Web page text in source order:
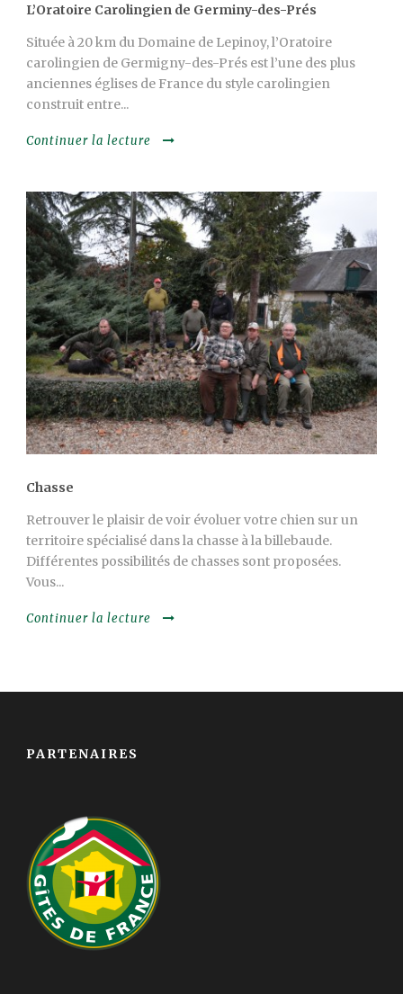
L’Oratoire Carolingien de Germiny-des-Prés
Située à 20 km du Domaine de Lepinoy, l’Oratoire
carolingien de Germigny-des-Prés est l’une des plus
anciennes églises de France du style carolingien
construit entre...
Continuer la lecture
Chasse
Retrouver le plaisir de voir évoluer votre chien sur un
territoire spécialisé dans la chasse à la billebaude.
Différentes possibilités de chasses sont proposées.
Vous...
Continuer la lecture
PARTENAIRES